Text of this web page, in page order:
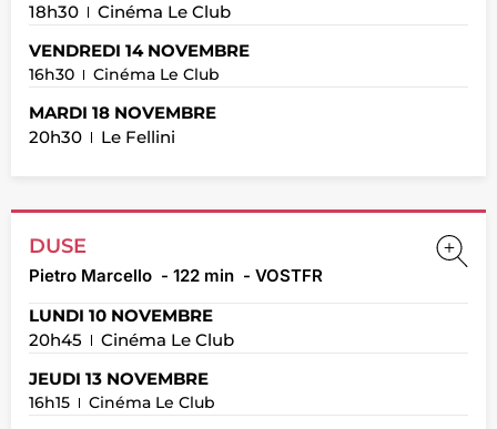
18h30
Cinéma Le Club
VENDREDI 14 NOVEMBRE
16h30 Cinéma Le Club
MARDI 18 NOVEMBRE
20h30
Le Fellini
LUNDI 10 NOVEMBRE
20h45
Cinéma Le Club
JEUDI 13 NOVEMBRE
16h15 Cinéma Le Club
DUSE
Pietro Marcello - 122 min - VOSTFR